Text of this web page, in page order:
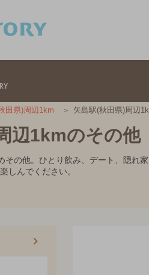
田県)周辺1km 矢島駅(秋田県)周辺
辺1kmのその他
その他。ひとり飲み、デート、隠れ
しんでください。